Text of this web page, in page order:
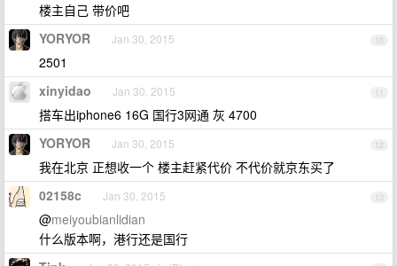
楼主自己 带价吧
10
YORYOR Jan 30, 2015
2501
11
xinyidao Jan 30, 2015
搭车出iphone6 16G 国行3网通 灰 4700
12
YORYOR Jan 30, 2015
我在北京 正想收一个 楼主赶紧代价 不代价就京东买了
13
02158c Jan 30, 2015
@meiyoubianlidian
什么版本啊，港行还是国行